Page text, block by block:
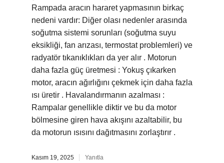
Rampada aracın hararet yapmasının birkaç
nedeni vardır: Diğer olası nedenler arasında
soğutma sistemi sorunları (soğutma suyu
eksikliği, fan arızası, termostat problemleri) ve
radyatör tıkanıklıkları da yer alır . Motorun
daha fazla güç üretmesi : Yokuş çıkarken
motor, aracın ağırlığını çekmek için daha fazla
ısı üretir . Havalandırmanın azalması :
Rampalar genellikle diktir ve bu da motor
bölmesine giren hava akışını azaltabilir, bu
da motorun ısısını dağıtmasını zorlaştırır .
Kasım 19, 2025 Yanıtla